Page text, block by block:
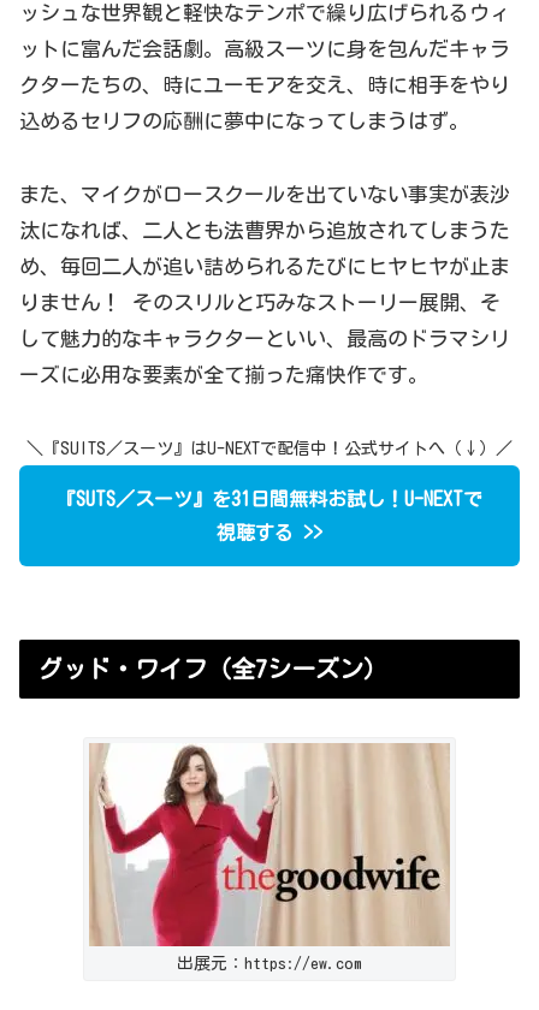
ッシュな世界観と軽快なテンポで繰り広げられるウィ
ットに富んだ会話劇。高級スーツに身を包んだキャラ
クターたちの、時にユーモアを交え、時に相手をやり
込めるセリフの応酬 に夢中になってしまうはず。
また、マイクがロースクールを出ていない事実が表沙
汰になれば、二人とも法曹界から追放されてしまうた
め、毎回二人が追い詰められるたびにヒヤヒヤが止ま
りません！ そのスリルと巧みなストーリー展開、そ
して魅力的なキャラクターといい、最高のドラマシリ
ーズに必用な要素が全て揃った痛快作です。
＼『SUITS／スーツ』はU-NEXTで配信中！公式サイトへ（↓）／
『SUTS／スーツ』を31日間無料お試し！U-NEXTで
視聴する >>
グッド・ワイフ（全7シーズン）
出展元：https://ew.com